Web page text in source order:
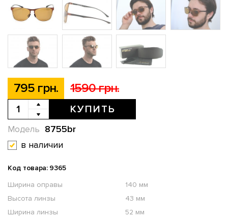
795 грн. 1590 грн.
КУПИТЬ
8755br
Модель
в наличии
Код товара: 9365
Ширина оправы
140 мм
Высота линзы
43 мм
Ширина линзы
52 мм